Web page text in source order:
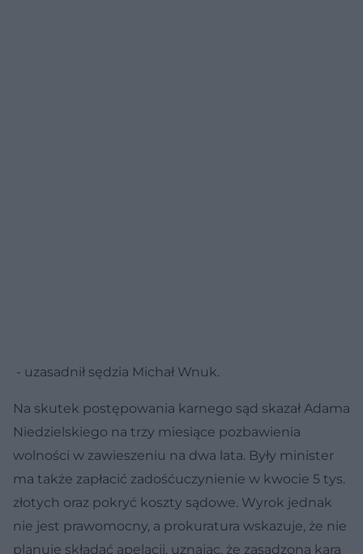
- uzasadnił sędzia Michał Wnuk.
Na skutek postępowania karnego sąd skazał Adama
Niedzielskiego na trzy miesiące pozbawienia
wolności w zawieszeniu na dwa lata. Były minister
ma także zapłacić zadośćuczynienie w kwocie 5 tys.
złotych oraz pokryć koszty sądowe. Wyrok jednak
nie jest prawomocny, a prokuratura wskazuje, że nie
planuje składać apelacji, uznając, że zasądzona kara